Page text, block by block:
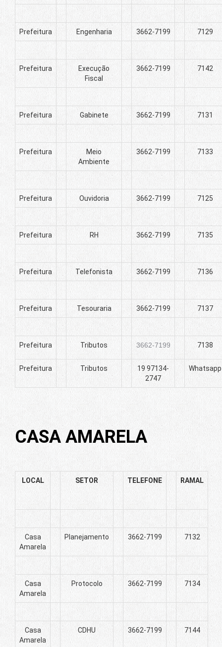
Prefeitura Engenharia 3662-7199 7129
Prefeitura
Execução
Fiscal
3662-7199 7142
Prefeitura Gabinete 3662-7199 7131
Prefeitura
Meio
Ambiente
3662-7199 7133
Prefeitura Ouvidoria 3662-7199 7125
Prefeitura RH 3662-7199 7135
Prefeitura Telefonista 3662-7199 7136
Prefeitura Tesouraria 3662-7199 7137
Prefeitura Tributos 3662-7199 7138
Prefeitura Tributos
19 97134-
2747
Whatsapp
CASA AMARELA
LOCAL SETOR TELEFONE RAMAL
Casa
Amarela
Planejamento 3662-7199 7132
Casa
Amarela
Protocolo 3662-7199 7134
Casa
Amarela
CDHU 3662-7199 7144